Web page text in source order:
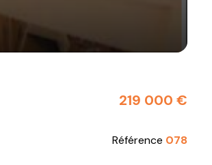
219 000 €
Référence 078